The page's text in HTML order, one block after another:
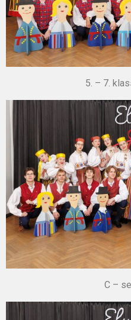
5. – 7.
C –